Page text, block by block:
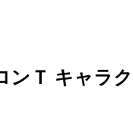
ンＴ キャラ